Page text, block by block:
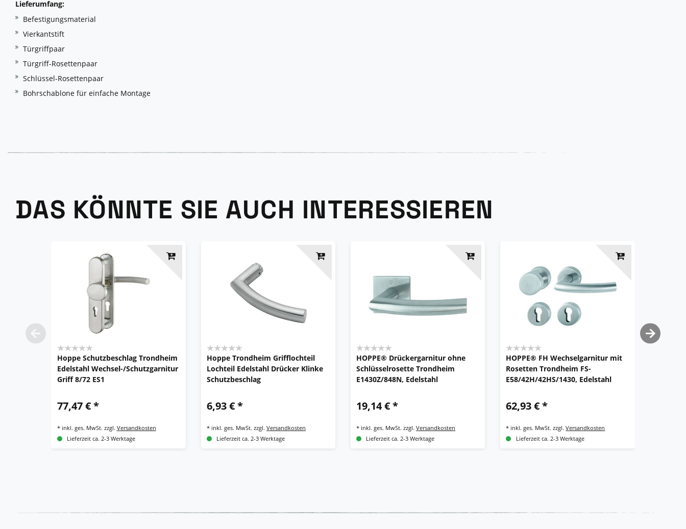
Lieferumfang:
Befestigungsmaterial
Vierkantstift
Türgriffpaar
Türgriff-Rosettenpaar
Schlüssel-Rosettenpaar
Bohrschablone für einfache Montage
DAS KÖNNTE SIE AUCH INTERESSIEREN
Hoppe Schutzbeschlag Trondheim
Edelstahl Wechsel-/Schutzgarnitur
Griff 8/72 ES1
77,47 € *
* inkl. ges. MwSt. zzgl. Versandkosten
Lieferzeit ca. 2-3 Werktage
Hoppe Trondheim Grifflochteil
Lochteil Edelstahl Drücker Klinke
Schutzbeschlag
6,93 € *
* inkl. ges. MwSt. zzgl. Versandkosten
Lieferzeit ca. 2-3 Werktage
HOPPE® Drückergarnitur ohne
Schlüsselrosette Trondheim
E1430Z/848N, Edelstahl
19,14 € *
* inkl. ges. MwSt. zzgl.Versandkosten
Lieferzeit ca. 2-3 Werktage
HOPPE® FH Wechselgarnitur mit
Rosetten Trondheim FS-
E58/42H/42HS/1430, Edelstahl
62,93 € *
* inkl. ges. MwSt. zzgl.Versandkosten
Lieferzeit ca. 2-3 Werktage